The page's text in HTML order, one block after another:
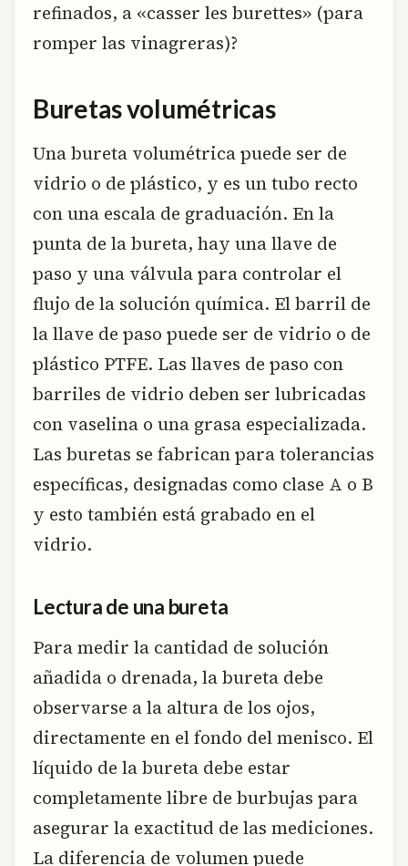
refinados, a «casser les burettes» (para
romper las vinagreras)?
Buretas volumétricas
Una bureta volumétrica puede ser de
vidrio o de plástico, y es un tubo recto
con una escala de graduación. En la
punta de la bureta, hay una llave de
paso y una válvula para controlar el
flujo de la solución química. El barril de
la llave de paso puede ser de vidrio o de
plástico PTFE. Las llaves de paso con
barriles de vidrio deben ser lubricadas
con vaselina o una grasa especializada.
Las buretas se fabrican para tolerancias
específicas, designadas como clase A o B
y esto también está grabado en el
vidrio.
Lectura de una bureta
Para medir la cantidad de solución
añadida o drenada, la bureta debe
observarse a la altura de los ojos,
directamente en el fondo del menisco. El
líquido de la bureta debe estar
completamente libre de burbujas para
asegurar la exactitud de las mediciones.
La diferencia de volumen puede